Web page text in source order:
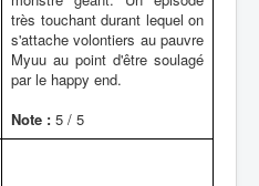
très touchant durant lequel on
s'attache volontiers au pauvre
Myuu au point d'être soulagé
par le happy end.
Note : 5 / 5